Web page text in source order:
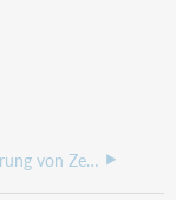
Katalogisierung von Zeitschriftenheften: Bei Eingabe des Kürzels werden bei manchen Zeitschriften keine Daten übernommen